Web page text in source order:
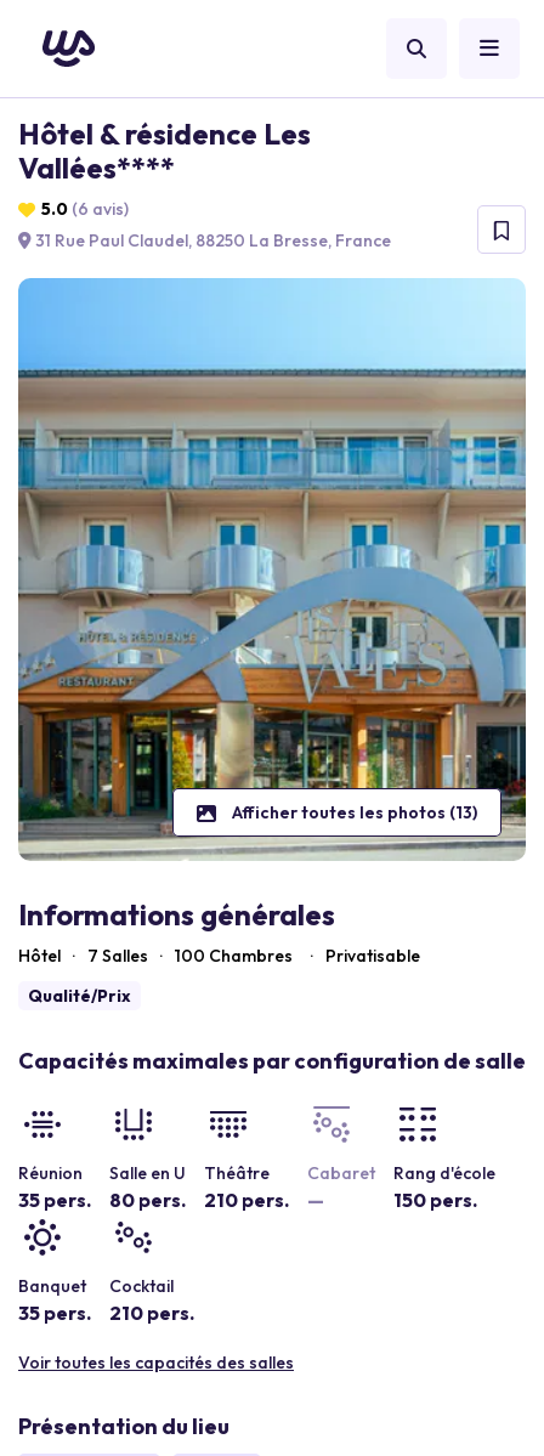
Hôtel & résidence Les
Vallées****
5.0 (6 avis)
31 Rue Paul Claudel, 88250 La Bresse, France
Afficher toutes les photos (13)
Informations générales
Hôtel · 7 Salles · 100 Chambres ·
Privatisable
Qualité/Prix
Capacités maximales par configuration de salle
Réunion
35 pers.
Salle en U
80 pers.
Théâtre
210 pers.
Cabaret
—
Rang d'école
150 pers.
Banquet
35 pers.
Cocktail
210 pers.
Voir toutes les capacités des salles
Présentation du lieu